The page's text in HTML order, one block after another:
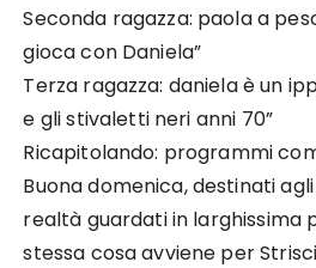
Seconda ragazza: paola a
gioca con Daniela”
Terza ragazza: daniela è un
e gli stivaletti neri anni 70”
Ricapitolando: programmi
Buona domenica, destinati
realtà guardati in larghissima
stessa cosa avviene per